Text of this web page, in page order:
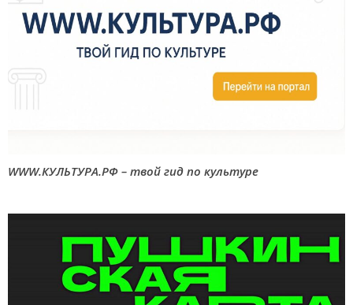
WWW.КУЛЬТУРА.РФ – твой гид по культуре